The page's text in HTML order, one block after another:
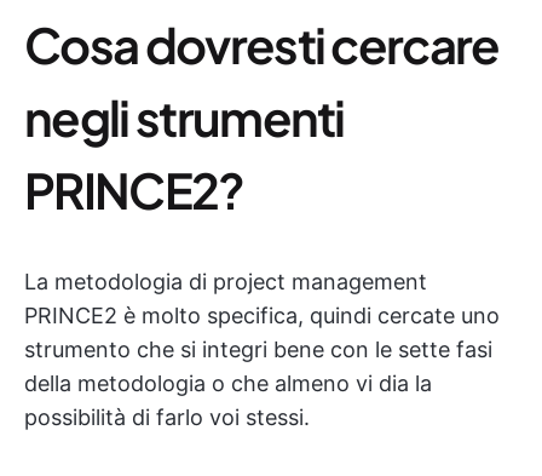
Cosa dovresti cercare
negli strumenti
PRINCE2?
La metodologia di project management
PRINCE2 è molto specifica, quindi cercate uno
strumento che si integri bene con le sette fasi
della metodologia o che almeno vi dia la
possibilità di farlo voi stessi.